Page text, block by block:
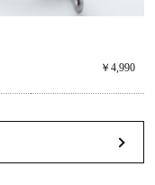
￥4,990